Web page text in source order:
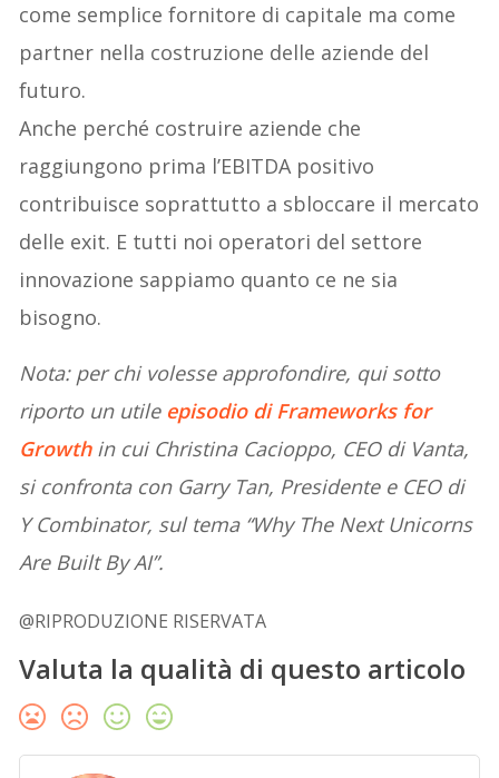
come semplice fornitore di capitale ma come
partner nella costruzione delle aziende del
futuro.
Anche perché costruire aziende che
raggiungono prima l’EBITDA positivo
contribuisce soprattutto a sbloccare il mercato
delle exit. E tutti noi operatori del settore
innovazione sappiamo quanto ce ne sia
bisogno.
Nota: per chi volesse approfondire, qui sotto
riporto un utile episodio di Frameworks for
Growth in cui Christina Cacioppo, CEO di Vanta,
si confronta con Garry Tan, Presidente e CEO di
Y Combinator, sul tema “Why The Next Unicorns
Are Built By AI”.
@RIPRODUZIONE RISERVATA
Valuta la qualità di questo articolo